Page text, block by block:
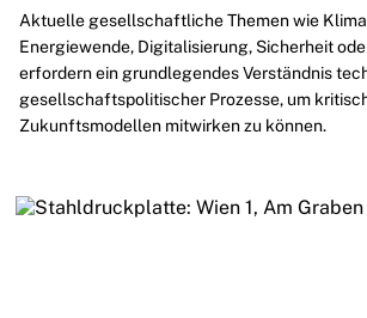
Aktuelle gesellschaftliche Themen wie
Energiewende, Digitalisierung, Sicherheit
erfordern ein grundlegendes Verständnis
gesellschaftspolitischer Prozesse, um
Zukunftsmodellen mitwirken zu können.